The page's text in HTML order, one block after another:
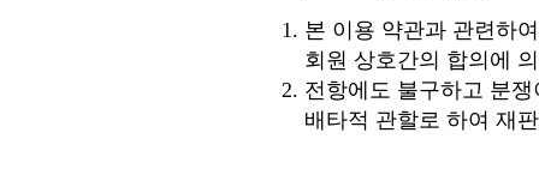
본 이용 약관과 관련하
회원 상호간의 합의에
전항에도 불구하고 분
배타적 관할로 하여 재